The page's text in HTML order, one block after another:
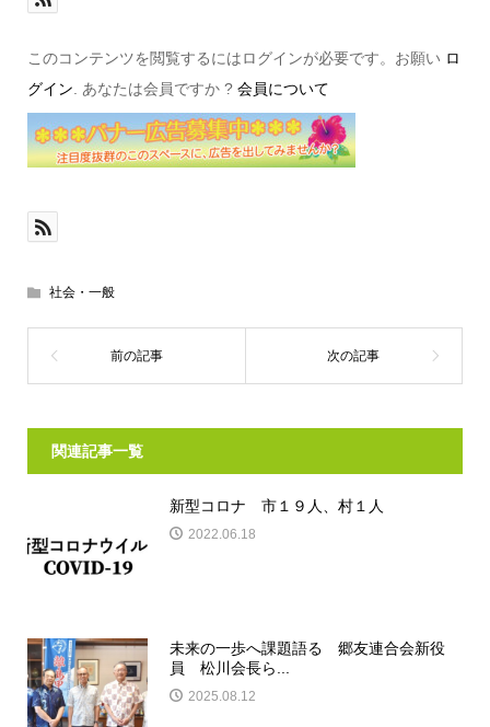
このコンテンツを閲覧するにはログインが必要です。お願い ロ
グイン . あなたは会員ですか ? 会員について
社会・一般
関連記事一覧
新型コロナ 市１９人、村１人
2022.06.18
未来の一歩へ課題語る 郷友連合会新役
員 松川会長ら...
2025.08.12